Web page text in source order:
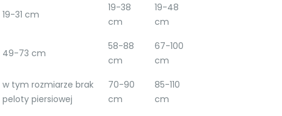
19-31 cm
19-38
cm
19-48
cm
49-73 cm
58-88
cm
67-100
cm
w tym rozmiarze brak
peloty piersiowej
70-90
cm
85-110
cm